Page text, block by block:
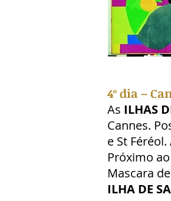
4º dia –
As ILHAS
Cannes.
e St
Próximo
Mascara
ILHA DE